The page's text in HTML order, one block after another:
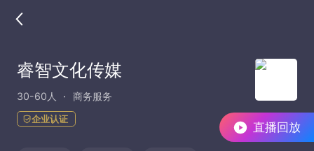
直播回放
睿智文化传媒
30-60人 商务服务
企业认证